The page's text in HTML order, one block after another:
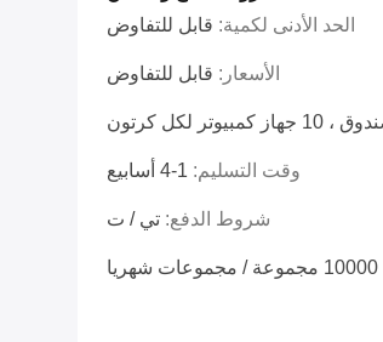
الحد الأدنى لكمية: قابل للتفاوض
الأسعار: قابل للتفاوض
وقت التسليم: 1-4 أسابيع
شروط الدفع: تي / ت
10000 مجموعة / مجموعات شهريا